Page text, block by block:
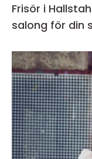
Frisör i
salong för din